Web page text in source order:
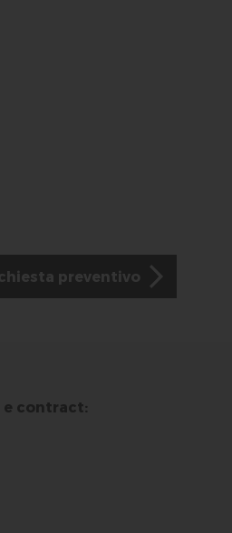
preventivo
contract: